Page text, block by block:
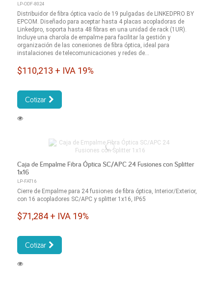
LP-ODF-8024
Distribuidor de fibra óptica vacío de 19 pulgadas de LINKEDPRO BY
EPCOM. Diseñado para aceptar hasta 4 placas acopladoras de
Linkedpro, soporta hasta 48 fibras en una unidad de rack (1UR).
Incluye una charola de empalme para facilitar la gestión y
organización de las conexiones de fibra óptica, ideal para
instalaciones de telecomunicaciones y redes de...
$110,213 + IVA 19%
Cotizar
Caja de Empalme Fibra Óptica SC/APC 24 Fusiones con Splitter
1x16
LP-FAT16
Cierre de Empalme para 24 fusiones de fibra óptica, Interior/Exterior,
con 16 acopladores SC/APC y splitter 1x16, IP65
$71,284 + IVA 19%
Cotizar